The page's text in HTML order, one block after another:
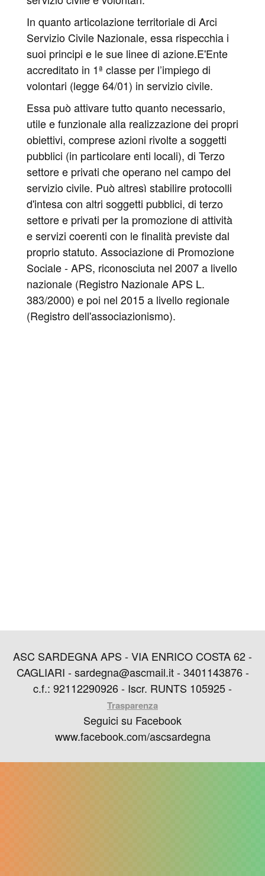
In quanto articolazione territoriale di Arci
Servizio Civile Nazionale, essa rispecchia i
suoi principi e le sue linee di azione.E'Ente
accreditato in 1ª classe per l’impiego di
volontari (legge 64/01) in servizio civile.
Essa può attivare tutto quanto necessario,
utile e funzionale alla realizzazione dei propri
obiettivi, comprese azioni rivolte a soggetti
pubblici (in particolare enti locali), di Terzo
settore e privati che operano nel campo del
servizio civile. Può altresì stabilire protocolli
d'intesa con altri soggetti pubblici, di terzo
settore e privati per la promozione di attività
e servizi coerenti con le finalità previste dal
proprio statuto. Associazione di Promozione
Sociale - APS, riconosciuta nel 2007 a livello
nazionale (Registro Nazionale APS L.
383/2000) e poi nel 2015 a livello regionale
(Registro dell'associazionismo).
ASC SARDEGNA APS - VIA ENRICO COSTA 62 -
CAGLIARI - sardegna@ascmail.it - 3401143876 -
c.f.: 92112290926 - Iscr. RUNTS 105925 -
Trasparenza
Seguici su Facebook
www.facebook.com/ascsardegna